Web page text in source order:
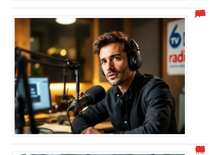
“Alexis Morel journaliste : Qui est-il et quel est son parcours ?”
“Numéro de téléphone commençant par 0424 : Comment éviter le démarchage ?”